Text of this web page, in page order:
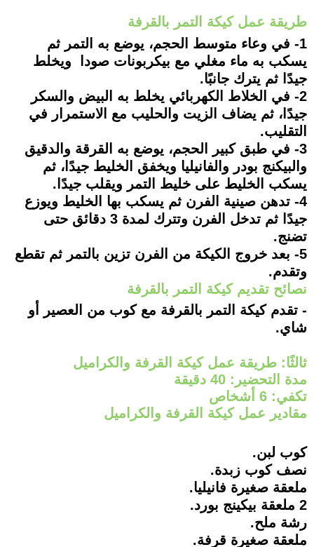
طريقة عمل كيكة التمر بالقرفة
1- في وعاء متوسط الحجم، يوضع به التمر ثم
يسكب به ماء مغلي مع بيكربونات صودا ويخلط
جيدًا ثم يترك جانبًا.
2- في الخلاط الكهربائي يخلط به البيض والسكر
جيدًا، ثم يضاف الزيت والحليب مع الاستمرار في
التقليب.
3- في طبق كبير الحجم، يوضع به القرقة والدقيق
والبيكنج بودر والفانيليا ويخفق الخليط جيدًا، ثم
يسكب الخليط على خليط التمر ويقلب جيدًا.
4- تدهن صينية الفرن ثم يسكب بها الخليط ويوزع
جيدًا ثم تدخل الفرن وتترك لمدة 3 دقائق حتى
تضنج.
5- بعد خروج الكيكة من الفرن تزين بالتمر ثم تقطع
وتقدم.
نصائح تقديم كيكة التمر بالقرفة
- تقدم كيكة التمر بالقرفة مع كوب من العصير أو
شاي.
ثالثًا: طريقة عمل كيكة القرفة والكراميل
مدة التحضير: 40 دقيقة
تكفي: 6 أشخاص
مقادير عمل كيكة القرفة والكراميل
كوب لبن.
نصف كوب زبدة.
ملعقة صغيرة فانيليا.
2 ملعقة بيكينج بورد.
رشة ملح.
ملعقة صغيرة قرفة.